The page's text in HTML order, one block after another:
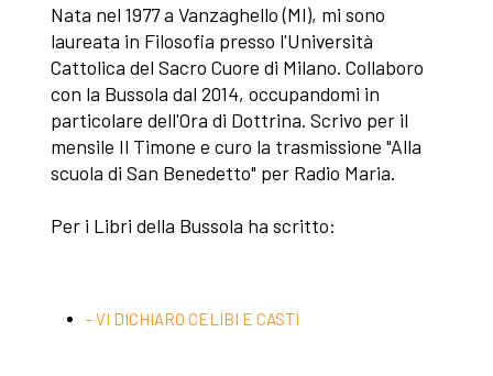
Nata nel 1977 a Vanzaghello (MI), mi sono
laureata in Filosofia presso l'Università
Cattolica del Sacro Cuore di Milano. Collaboro
con la Bussola dal 2014, occupandomi in
particolare dell'Ora di Dottrina. Scrivo per il
mensile Il Timone e curo la trasmissione "Alla
scuola di San Benedetto" per Radio Maria.
Per i Libri della Bussola ha scritto:
- VI DICHIARO CELIBI E CASTI